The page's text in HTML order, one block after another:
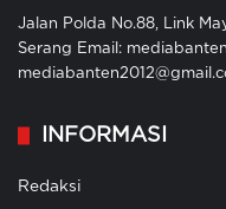
Jalan Polda No.88, Link
Serang Email:
INFORMASI
Redaksi